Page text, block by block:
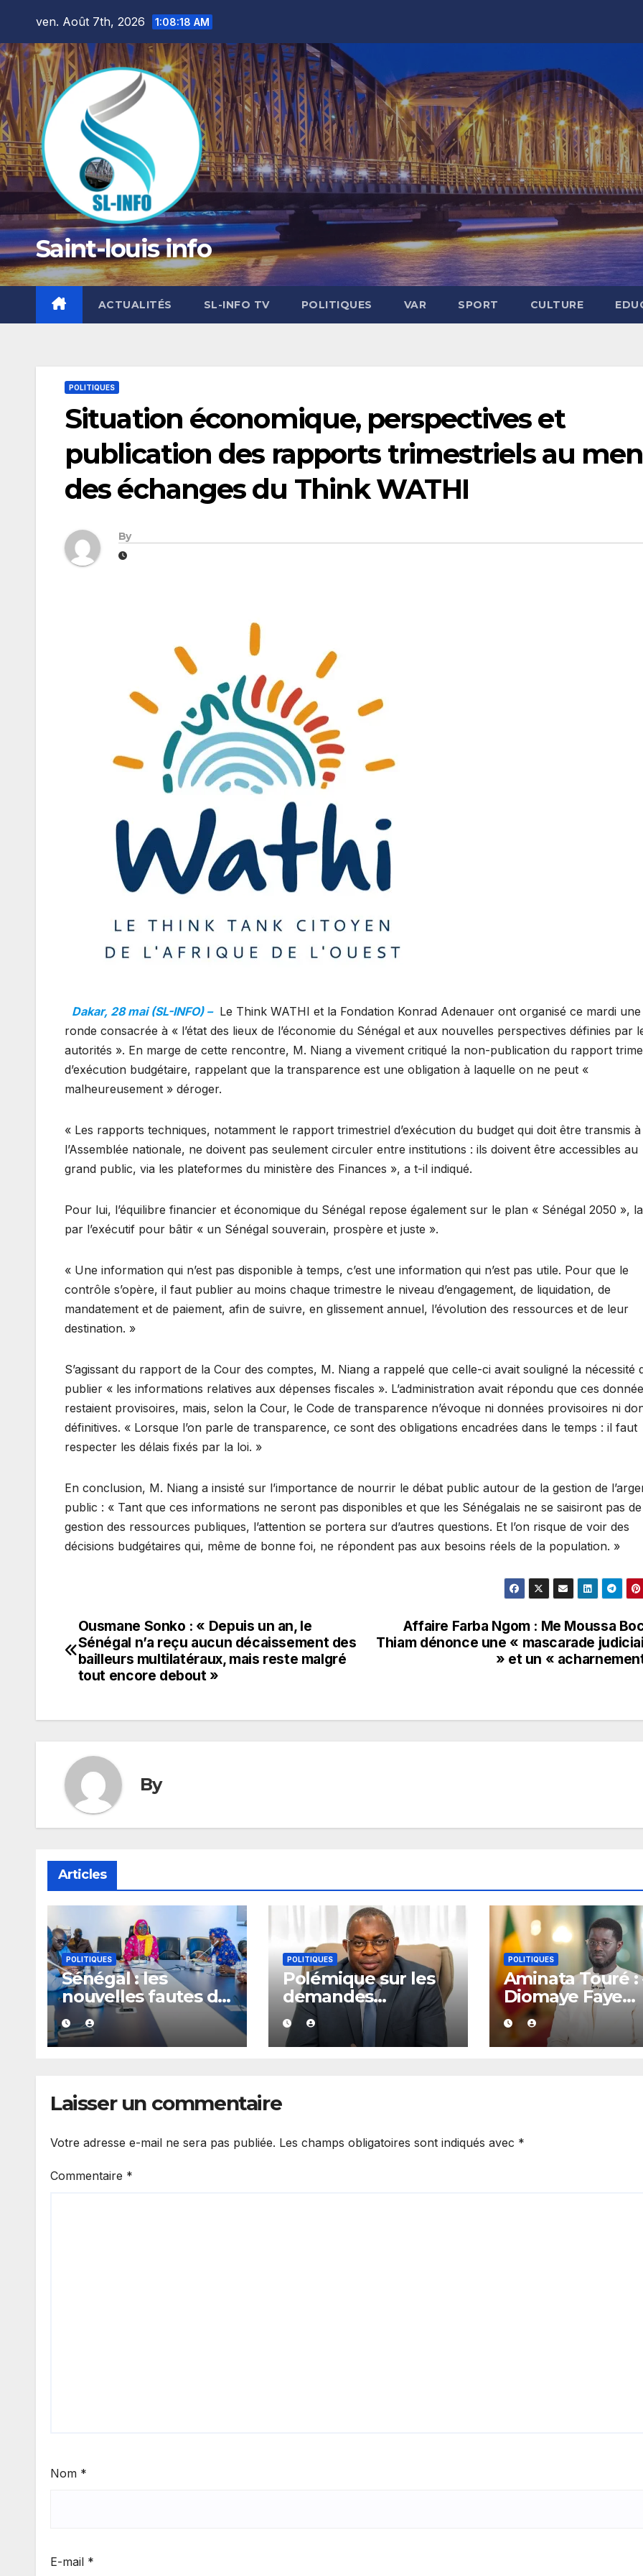
content
ven. Août 7th, 2026 1:08:20 AM
Saint-louis info
ACTUALITÉS SL-INFO TV POLITIQUES VAR SPORT CULTURE
POLITIQUES
Situation économique, perspectives et
publication des rapports trimestriels au
des échanges du Think WATHI
By
Dakar, 28 mai (SL-INFO) – Le Think WATHI et la Fondation Konrad Adenauer ont organisé ce mardi
ronde consacrée à « l’état des lieux de l’économie du Sénégal et aux nouvelles perspectives définies par
autorités ». En marge de cette rencontre, M. Niang a vivement critiqué la non-publication du rapport
d’exécution budgétaire, rappelant que la transparence est une obligation à laquelle on ne peut «
malheureusement » déroger.
« Les rapports techniques, notamment le rapport trimestriel d’exécution du budget qui doit être transmis à
l’Assemblée nationale, ne doivent pas seulement circuler entre institutions : ils doivent être accessibles au
grand public, via les plateformes du ministère des Finances », a t-il indiqué.
Pour lui, l’équilibre financier et économique du Sénégal repose également sur le plan « Sénégal 2050 »,
par l’exécutif pour bâtir « un Sénégal souverain, prospère et juste ».
« Une information qui n’est pas disponible à temps, c’est une information qui n’est pas utile. Pour que le
contrôle s’opère, il faut publier au moins chaque trimestre le niveau d’engagement, de liquidation, de
mandatement et de paiement, afin de suivre, en glissement annuel, l’évolution des ressources et de leur
destination. »
S’agissant du rapport de la Cour des comptes, M. Niang a rappelé que celle-ci avait souligné la nécessité
publier « les informations relatives aux dépenses fiscales ». L’administration avait répondu que ces
restaient provisoires, mais, selon la Cour, le Code de transparence n’évoque ni données provisoires ni
définitives. « Lorsque l’on parle de transparence, ce sont des obligations encadrées dans le temps : il faut
respecter les délais fixés par la loi. »
En conclusion, M. Niang a insisté sur l’importance de nourrir le débat public autour de la gestion de
public : « Tant que ces informations ne seront pas disponibles et que les Sénégalais ne se saisiront pas
gestion des ressources publiques, l’attention se portera sur d’autres questions. Et l’on risque de voir des
décisions budgétaires qui, même de bonne foi, ne répondent pas aux besoins réels de la population. »
Navigation
de
Affaire Farba Ngom : Me Moussa
Thiam dénonce une « mascarade
» et un «
Ousmane Sonko : « Depuis un an, le
Sénégal n’a reçu aucun décaissement des
bailleurs multilatéraux, mais reste malgré
tout encore debout »
By
Articles
POLITIQUES
Sénégal : les
nouvelles fautes de
langage d’Amy
Mara provoquent
des réactions sur
POLITIQUES
Polémique sur les
demandes
d’explications :
Kiiray de Kolda
apporte son soutien
POLITIQUES
Aminata Touré :
Diomaye Faye
dispose de toute
l’année 2027
organiser les
Laisser un commentaire
Votre adresse e-mail ne sera pas publiée. Les champs obligatoires sont indiqués avec *
Commentaire *
Nom *
E-mail *